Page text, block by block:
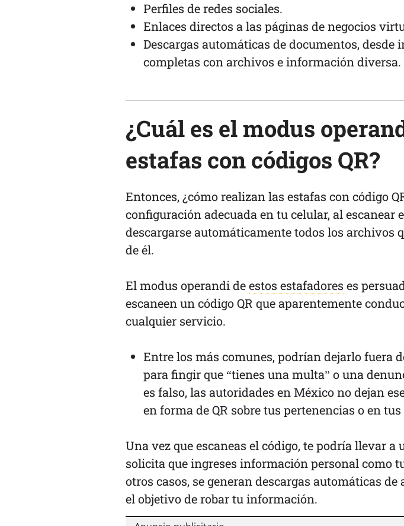
Perfiles de redes sociales.
Enlaces directos a las páginas de negocios
Descargas automáticas de documentos, desde
completas con archivos e información diversa.
¿Cuál es el modus
estafas con códigos QR?
Entonces, ¿cómo realizan las estafas con código
configuración adecuada en tu celular, al escanear
descargarse automáticamente todos los archivos
de él.
El modus operandi deestos estafadores es
escaneen un código QR que aparentemente
cualquier servicio.
Entre los más comunes, podrían dejarlo fuera
para fingir que “tienes una multa” o una
es falso, las autoridades en Méxicono dejan
en forma de QR sobre tus pertenencias o en
Una vez que escaneas el código, te podría llevar a
solicita que ingreses información personal como
otros casos, se generan descargas automáticas
el objetivo de robar tu información.